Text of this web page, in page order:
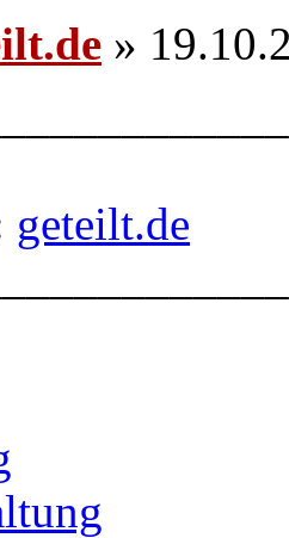
»
geteilt.de